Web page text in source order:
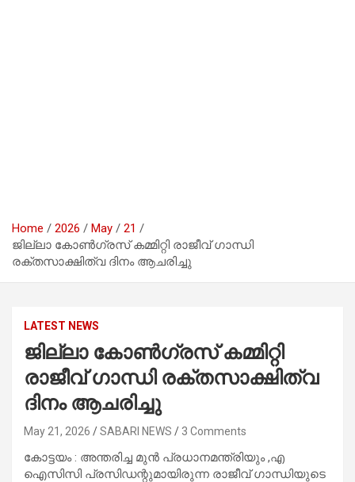
Home 2026 May
21
ജില്ലാ കോൺഗ്രസ് കമ്മിറ്റി രാജീവ് ഗാന്ധി
രക്തസാക്ഷിത്വ ദിനം ആചരിച്ചു
LATEST NEWS
ജില്ലാ കോൺഗ്രസ് കമ്മിറ്റി
രാജീവ് ഗാന്ധി രക്തസാക്ഷിത്വ
ദിനം ആചരിച്ചു
May 21, 2026 SABARI NEWS 3 Comments
കോട്ടയം : അന്തരിച്ച മുൻ പ്രധാനമന്ത്രിയും ,എ
ഐസിസി പ്രസിഡന്റുമായിരുന്ന രാജീവ് ഗാന്ധിയുടെ